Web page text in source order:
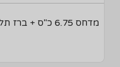
מדחס 6.75 כ"ס + ברז תלת